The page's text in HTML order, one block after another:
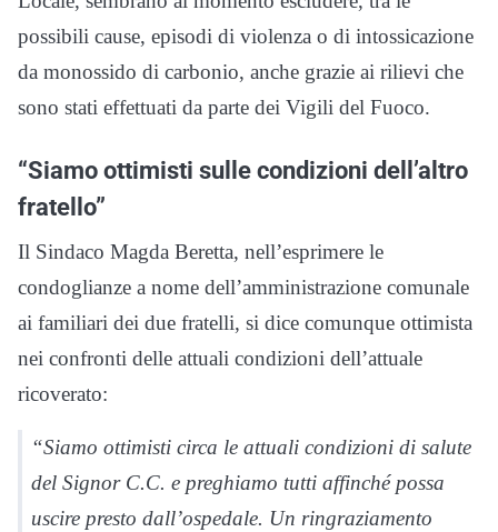
possibili cause, episodi di violenza o di intossicazione
da monossido di carbonio, anche grazie ai rilievi che
sono stati effettuati da parte dei Vigili del Fuoco.
“Siamo ottimisti sulle condizioni dell’altro
fratello”
Il Sindaco Magda Beretta, nell’esprimere le
condoglianze a nome dell’amministrazione comunale
ai familiari dei due fratelli, si dice comunque ottimista
nei confronti delle attuali condizioni dell’attuale
ricoverato:
“Siamo ottimisti circa le attuali condizioni di salute
del Signor C.C. e preghiamo tutti affinché possa
uscire presto dall’ospedale. Un ringraziamento